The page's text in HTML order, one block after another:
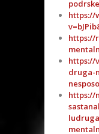
https://
https://
https://
druga-
https://